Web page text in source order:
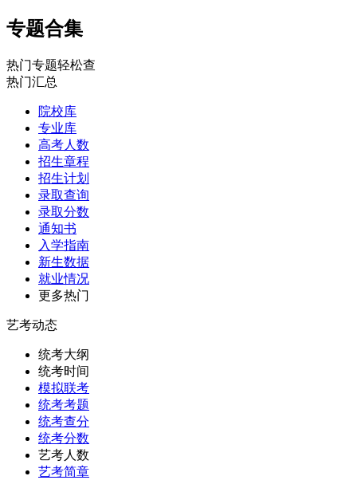
专题合集
热门专题轻松查
热门汇总
院校库
专业库
高考人数
招生章程
招生计划
录取查询
录取分数
通知书
入学指南
新生数据
就业情况
更多热门
艺考动态
统考大纲
统考时间
模拟联考
统考考题
统考查分
统考分数
艺考人数
艺考简章